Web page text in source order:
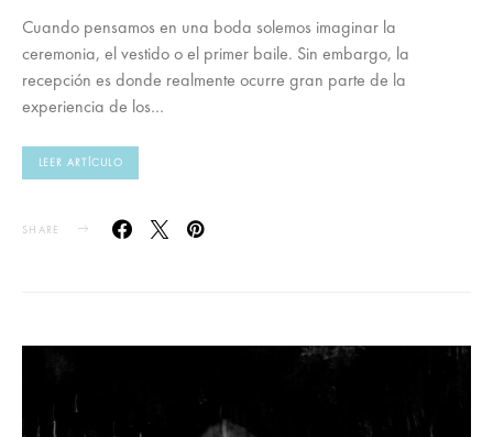
Cuando pensamos en una boda solemos imaginar la
ceremonia, el vestido o el primer baile. Sin embargo, la
recepción es donde realmente ocurre gran parte de la
experiencia de los…
LEER ARTÍCULO
SHARE